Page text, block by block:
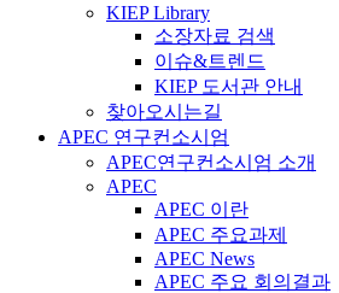
KIEP Library
소장자료 검색
이슈&트렌드
KIEP 도서관 안내
찾아오시는길
APEC 연구컨소시엄
APEC연구컨소시엄 소개
APEC
APEC 이란
APEC 주요과제
APEC News
APEC 주요 회의결과